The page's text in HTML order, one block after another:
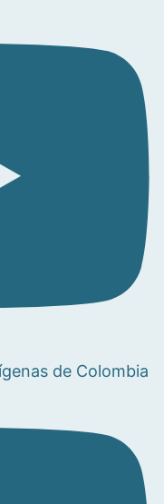
de Colombia